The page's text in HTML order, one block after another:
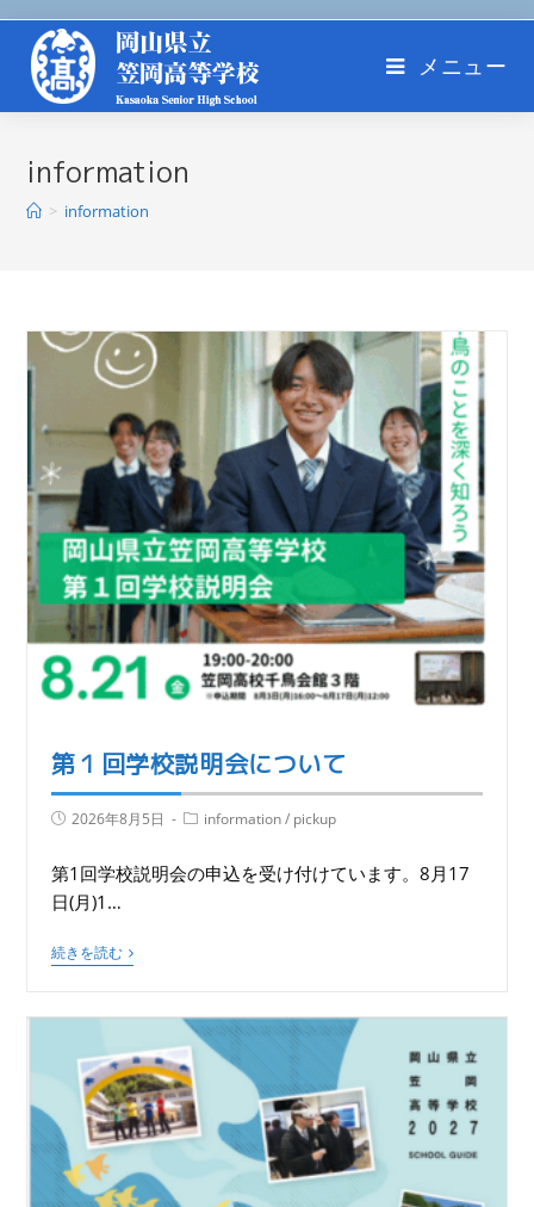
メニュー
information
> information
第１回学校説明会について
2026年8月5日 information / pickup
第1回学校説明会の申込を受け付けています。8月17
日(月)1…
続きを読む